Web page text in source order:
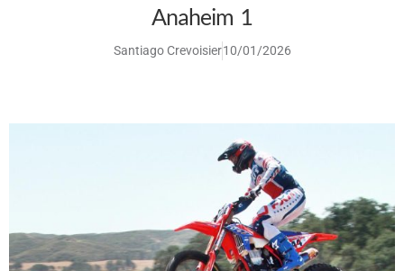
Anaheim 1
Santiago Crevoisier10/01/2026